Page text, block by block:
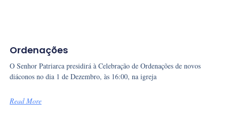
Ordenações
O Senhor Patriarca presidirá à Celebração de Ordenações de novos
diáconos no dia 1 de Dezembro, às 16:00, na igreja
Read More